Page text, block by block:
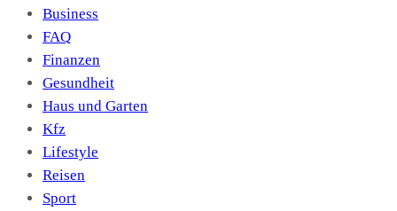
Business
FAQ
Finanzen
Gesundheit
Haus und Garten
Kfz
Lifestyle
Reisen
Sport